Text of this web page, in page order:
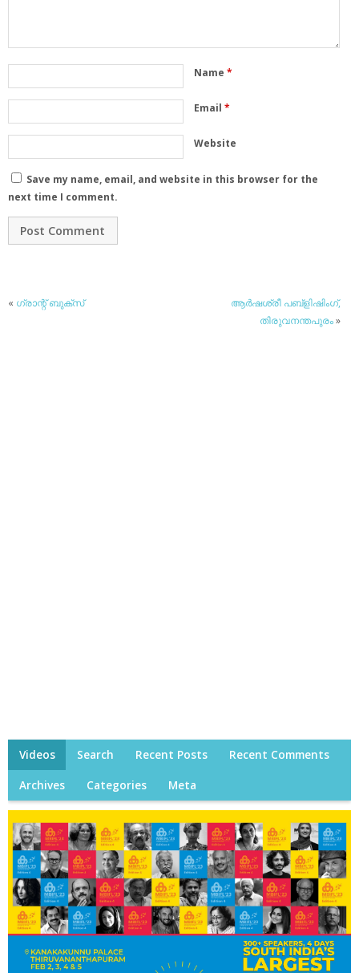
Name *
Email *
Website
Save my name, email, and website in this browser for the
next time I comment.
« ഗ്രാന്റ് ബുക്‌സ്‌
ആര്‍ഷശ്രീ പബ്‌ളിഷിംഗ്,
തിരുവനന്തപുരം»
Videos Search Recent Posts Recent Comments
Archives Categories Meta